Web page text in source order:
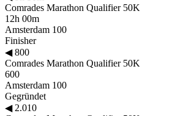
Comrades Marathon Qualifier 50K
12h 00m
Amsterdam 100
Finisher
◀800
Comrades Marathon Qualifier 50K
600
Amsterdam 100
Gegründet
◀2.010